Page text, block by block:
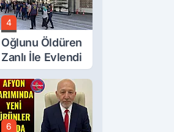
4
Oğlunu Öldüren
Zanlı İle Evlendi
6